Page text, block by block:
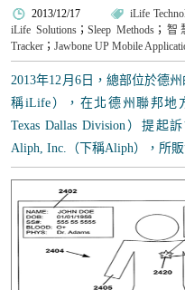
2013/12/17 iLife
iLife Solutions； Sleep Methods； 智
Tracker ；Jawbone UP Mobile
2013年12月6日，總部位於德
稱iLife），在北德州聯邦地
Texas Dallas Division）提起
Aliph, Inc.（下稱Aliph），所